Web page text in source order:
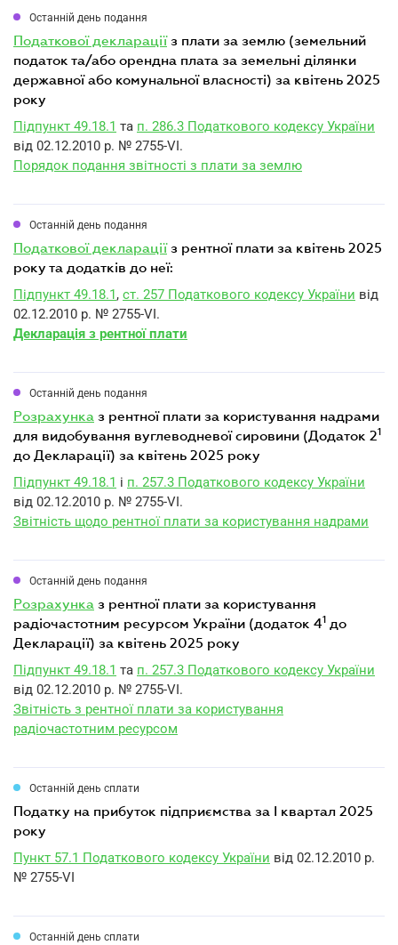
Останній день подання
податкової декларації з плати за землю (земельний
податок та/або орендна плата за земельні ділянки
державної або комунальної власності) за квітень 2025
року
Підпункт 49.18.1 та п. 286.3 Податкового кодексу України
від 02.12.2010 р. № 2755-VI.
Порядок подання звітності з плати за землю
Останній день подання
податкової декларації з рентної плати за квітень 2025
року та додатків до неї:
Підпункт 49.18.1, ст. 257 Податкового кодексу України від
02.12.2010 р. № 2755-VI.
Декларація з рентної плати
Останній день подання
розрахунка з рентної плати за користування надрами
для видобування вуглеводневої сировини (Додаток 21
до Декларації) за квітень 2025 року
Підпункт 49.18.1 і п. 257.3 Податкового кодексу України
від 02.12.2010 р. № 2755-VI.
Звітність щодо рентної плати за користування надрами
Останній день подання
розрахунка з рентної плати за користування
радіочастотним ресурсом України (додаток 41 до
Декларації) за квітень 2025 року
Підпункт 49.18.1 та п. 257.3 Податкового кодексу України
від 02.12.2010 р. № 2755-VI.
Звітність з рентної плати за користування
радіочастотним ресурсом
Останній день сплати
податку на прибуток підприємства за I квартал 2025
року
Пункт 57.1 Податкового кодексу України від 02.12.2010 р.
№ 2755-VI
Останній день сплати